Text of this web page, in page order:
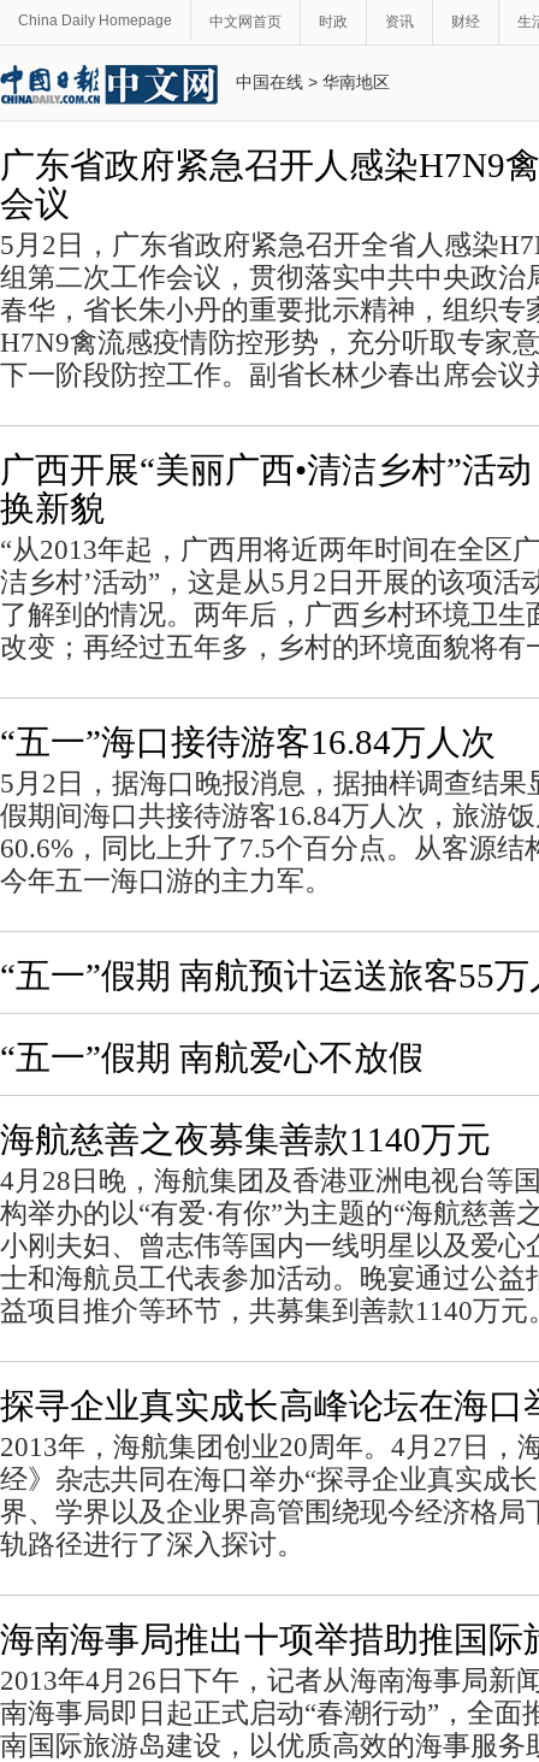
China Daily Homepage 中文网首页 时政 资讯 财经 生
中国在线 > 华南地区
广东省政府紧急召开人感染H7N9
会议
5月2日，广东省政府紧急召开全省人感染
组第二次工作会议，贯彻落实中共中央政治
春华，省长朱小丹的重要批示精神，组织专
H7N9禽流感疫情防控形势，充分听取专家
下一阶段防控工作。副省长林少春出席会议
广西开展“美丽广西•清洁乡村”活
换新貌
“从2013年起，广西用将近两年时间在全区
洁乡村’活动”，这是从5月2日开展的该项活
了解到的情况。两年后，广西乡村环境卫生
改变；再经过五年多，乡村的环境面貌将有
“五一”海口接待游客16.84万人次
5月2日，据海口晚报消息，据抽样调查结果
假期间海口共接待游客16.84万人次，旅游
60.6%，同比上升了7.5个百分点。从客源结
今年五一海口游的主力军。
“五一”假期 南航预计运送旅客55
“五一”假期 南航爱心不放假
海航慈善之夜募集善款1140万元
4月28日晚，海航集团及香港亚洲电视台等
构举办的以“有爱·有你”为主题的“海航慈善
小刚夫妇、曾志伟等国内一线明星以及爱心
士和海航员工代表参加活动。晚宴通过公益
益项目推介等环节，共募集到善款1140万元
探寻企业真实成长高峰论坛在海口
2013年，海航集团创业20周年。4月27日，
经》杂志共同在海口举办“探寻企业真实成
界、学界以及企业界高管围绕现今经济格局
轨路径进行了深入探讨。
海南海事局推出十项举措助推国际
2013年4月26日下午，记者从海南海事局新
南海事局即日起正式启动“春潮行动”，全面
南国际旅游岛建设，以优质高效的海事服务